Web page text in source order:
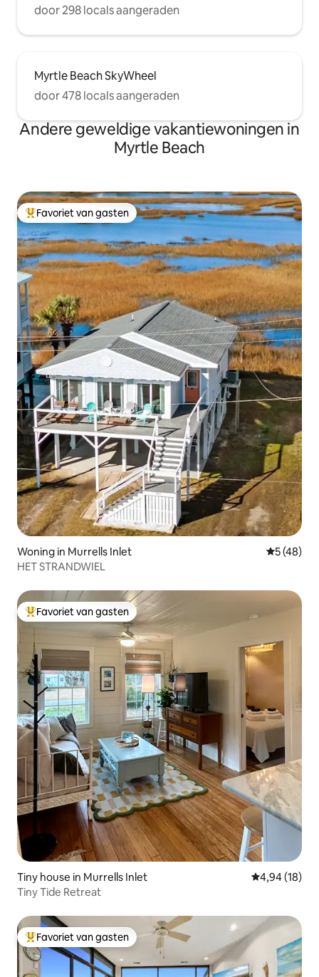
door 298 locals aangeraden
Myrtle Beach SkyWheel
door 478 locals aangeraden
Andere geweldige vakantiewoningen in
Myrtle Beach
Topfavoriet van gasten
Favoriet van gasten
Woning in Murrells Inlet
5 (48)
HET STRANDWIEL
Topfavoriet van gasten
Favoriet van gasten
Tiny house in Murrells Inlet Gemiddelde
4,94 (18)
Tiny Tide Retreat
Topfavoriet van gasten
Favoriet van gasten